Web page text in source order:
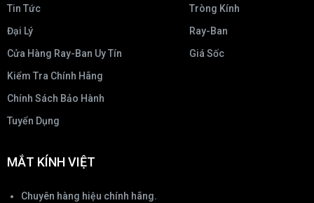
Tin Tức
Đại Lý
Cửa Hàng Ray-Ban Uy Tín
Kiểm Tra Chính Hãng
Chính Sách Bảo Hành
Tuyển Dụng
Tròng Kính
Ray-Ban
Giá Sốc
MẮT KÍNH VIỆT
Chuyên hàng hiệu chính hãng.